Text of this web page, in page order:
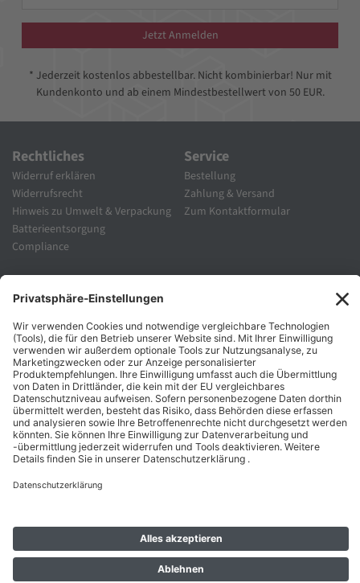
Jetzt Anmelden
* Jederzeit kostenlos abbestellbar. Nicht kombinierbar! Nur mit
Kundenkonto und ab einem Mindestbestellwert von 50 EUR.
Rechtliches
Widerruf erklären
Widerrufsrecht
Hinweis zu Umwelt & Verpackung
Batterieentsorgung
Compliance
Service
Bestellung
Zahlung & Versand
Zum Kontaktformular
Unternehmen
Karriere
Zahlungsarten
Schnelle Lieferung
Versandkostenfrei ab 50€